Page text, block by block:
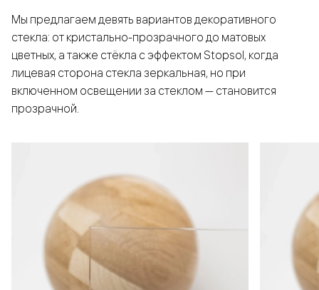
Мы предлагаем девять вариантов декоративного
стекла: от кристально-прозрачного до матовых
цветных, а также стёкла с эффектом Stopsol, когда
лицевая сторона стекла зеркальная, но при
включенном освещении за стеклом — становится
прозрачной.